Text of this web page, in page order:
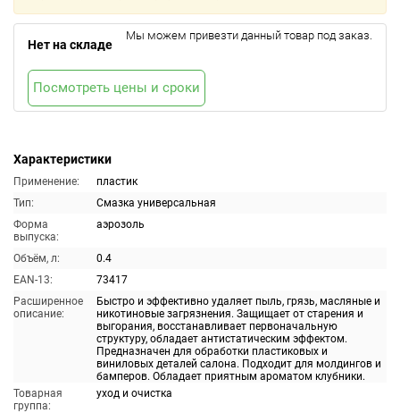
Характеристики
Применение:
пластик
Тип:
Смазка универсальная
Форма
выпуска:
аэрозоль
Объём, л:
0.4
EAN-13:
73417
Расширенное
описание:
Быстро и эффективно удаляет пыль, грязь, масляные и
никотиновые загрязнения. Защищает от старения и
выгорания, восстанавливает первоначальную
структуру, обладает антистатическим эффектом.
Предназначен для обработки пластиковых и
виниловых деталей салона. Подходит для молдингов и
бамперов. Обладает приятным ароматом клубники.
Товарная
группа:
уход и очистка
Нет на складе
Мы можем привезти данный товар под заказ.
Посмотреть цены и сроки